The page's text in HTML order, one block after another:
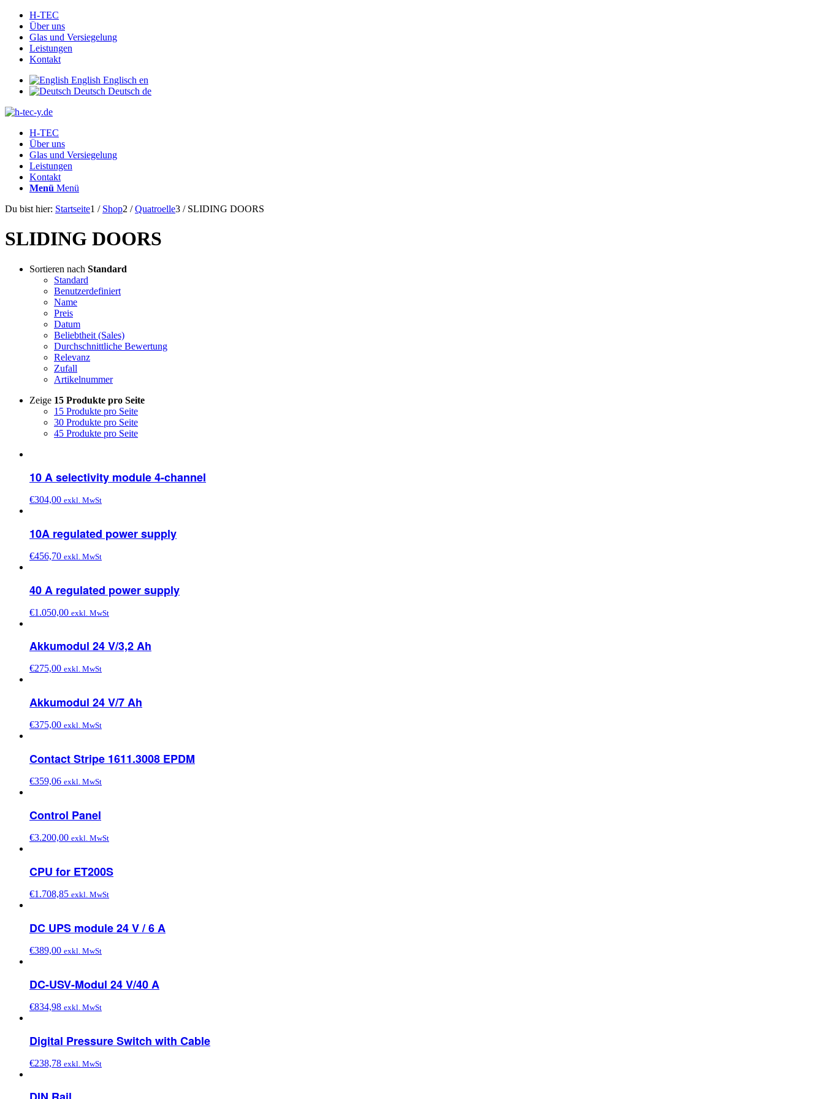
H-TEC
Über uns
Glas und Versiegelung
Leistungen
Kontakt
English Englisch en
Deutsch Deutsch de
H-TEC
Über uns
Glas und Versiegelung
Leistungen
Kontakt
Menü Menü
Du bist hier: Startseite1 / Shop2 / Quatroelle3 / SLIDING DOORS
SLIDING DOORS
Sortieren nach Standard
Standard
Benutzerdefiniert
Name
Preis
Datum
Beliebtheit (Sales)
Durchschnittliche Bewertung
Relevanz
Zufall
Artikelnummer
Zeige 15 Produkte pro Seite
15 Produkte pro Seite
30 Produkte pro Seite
45 Produkte pro Seite
10 A selectivity module 4-channel
€304,00 exkl. MwSt
10A regulated power supply
€456,70 exkl. MwSt
40 A regulated power supply
€1.050,00 exkl. MwSt
Akkumodul 24 V/3,2 Ah
€275,00 exkl. MwSt
Akkumodul 24 V/7 Ah
€375,00 exkl. MwSt
Contact Stripe 1611.3008 EPDM
€359,06 exkl. MwSt
Control Panel
€3.200,00 exkl. MwSt
CPU for ET200S
€1.708,85 exkl. MwSt
DC UPS module 24 V / 6 A
€389,00 exkl. MwSt
DC-USV-Modul 24 V/40 A
€834,98 exkl. MwSt
Digital Pressure Switch with Cable
€238,78 exkl. MwSt